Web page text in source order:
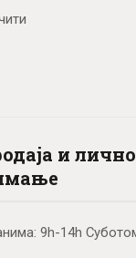
и лично
9h-14h